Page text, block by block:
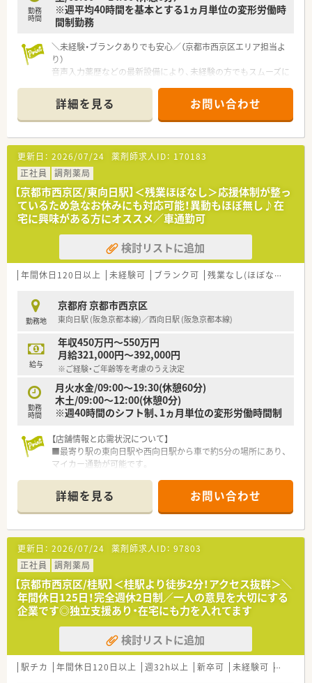
り、身体をしっかりと休めることが可能です
■日々の残業時間が非常に少なく抑えられているため、終業後の
勤務
時間
※週平均40時間を基本とする1ヵ月単位の変形労働時
間制勤務
＼未経験・ブランクありでも安心／（京都市西京区エリア担当よ
り）
音声入力薬歴などの最新設備により、未経験の方でもスムーズに
礎からしっかり学べるので安心してくださいね。
【店舗情報と応需状況について】
■東向日駅から車で20分ほどの距離に位置しており、内科を中
心に1日50枚から60枚程度の処方箋を応需している店舗です。
■薬剤師は常時4名体制で運営されているため、一人あたりの対
応枚数が少なく、患者様一人ひとりとじっくり向き合える環境で
す。
■ドラッグストア併設店舗として、処方箋をお持ちでないお客様
に対してもセルフメディケーションの観点から助言を行ってい
ます。
【法人特徴について】
■京都府内に特化して約60店舗を展開しており、大手グループ
の一員として安定した経営基盤と福利厚生を兼ね備えた企業で
■調剤併設化を積極的に進めており、枚数が見込めない地域でも
住民の健康を支えるために出店を続ける高い社会貢献性が特徴
です。
■現場の意見を尊重する自由な風土があり、若手薬剤師が中心と
なって活躍できる環境が多くの従業員から高く評価されていま
す。
【求人情報について】
■中途未経験の方でも年収530万円からスタート可能であり、ご
経験やスキルに応じて最大600万円以上の提示も相談可能です。
店長や調剤リーダーといった役職手当などの諸手当も充実して
います。
■定年後の継続雇用制度が70歳まで完備されているため、将来
【勤務実態について】
118日、有給休暇を含めると実質123日程度の休暇が取得可能で
す。
■音声入力薬歴「アミボイス」の導入により事務作業の効率化が
進んでおり、残業時間は月平均7.2時間程度と非常に短いです。
■リフレッシュ休暇制度が設けられているため、定期的に長期の
休暇を取得して心身ともにリセットすることが可能な職場で
す。
詳細を見る お問い合わせ
更新日： 2026/07/24 薬剤師求人ID： 170183
正社員
調剤薬局
【京都市西京区/東向日駅】＜残業ほぼなし＞応援体制が整っ
ているため急なお休みにも対応可能！異動もほぼ無し♪在
宅に興味がある方にオススメ／車通勤可
検討リストに追加
年間休日120日以上 未経験可 ブランク可 残業なし(ほぼなし含む)
勤務地
京都府 京都市西京区
東向日駅 (阪急京都本線)／西向日駅 (阪急京都本線)
給与
年収450万円～550万円
月給321,000円～392,000円
※ご経験・ご年齢等を考慮のうえ決定
勤務
時間
月火水金/09:00～19:30(休憩60分)
木土/09:00～12:00(休憩0分)
※週40時間のシフト制、1ヵ月単位の変形労働時間制
【店舗情報と応需状況について】
■最寄り駅の東向日駅や西向日駅から車で約5分の場所にあり、
マイカー通勤が可能です。
枚程度です。
■薬剤師2名と医療事務が数名体制で、患者様一人ひとりに丁寧
に対応しています。
【法人特徴について】
■神戸市に本社を置き、大阪・神戸エリアを中心に23店舗の調剤
薬局を運営しています。
■「患者さま中心主義」を理念に掲げ、現場の薬剤師の意見を尊
重した薬局作りが特徴です。
■エリア・ブロック制を導入し、急な休みにも近隣店舗間で柔軟
に対応できる体制があります。
【こんな方にオススメ】
■トップダウンではなく、自分の意見を活かしながら薬局作りに
参加したい方におすすめです。
詳細を見る お問い合わせ
更新日： 2026/07/24 薬剤師求人ID： 97803
正社員
調剤薬局
【京都市西京区/桂駅】＜桂駅より徒歩2分！アクセス抜群＞＼
年間休日125日！完全週休2日制／一人の意見を大切にする
企業です◎独立支援あり・在宅にも力を入れてます
検討リストに追加
駅チカ 年間休日120日以上 週32h以上 新卒可 未経験可 ブラン